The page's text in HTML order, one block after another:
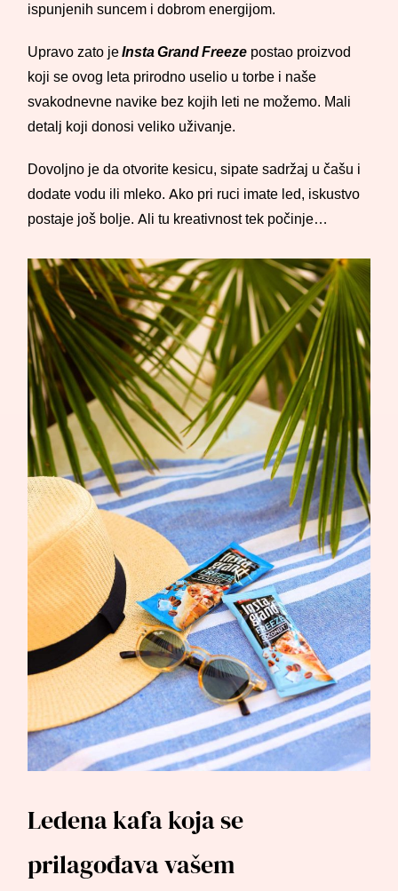
ispunjenih suncem i dobrom energijom.
Upravo zato jeInsta Grand Freeze postao proizvod
koji se ovog leta prirodno uselio u torbe i naše
svakodnevne navike bez kojih leti ne možemo. Mali
detalj koji donosi veliko uživanje.
Dovoljno je da otvorite kesicu, sipate sadržaj u čašu i
dodate vodu ili mleko. Ako pri ruci imate led, iskustvo
postaje još bolje. Ali tu kreativnost tek počinje…
Ledena kafa koja se
prilagođava vašem